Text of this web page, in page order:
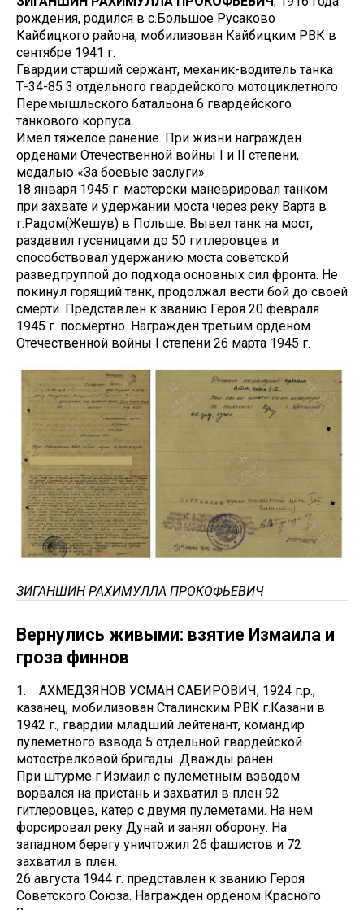
рождения, родился в с.Большое Русаково
Кайбицкого района, мобилизован Кайбицким РВК в
сентябре 1941 г.
Гвардии старший сержант, механик-водитель танка
Т-34-85 3 отдельного гвардейского мотоциклетного
Перемышльского батальона 6 гвардейского
танкового корпуса.
Имел тяжелое ранение. При жизни награжден
орденами Отечественной войны I и II степени,
медалью «За боевые заслуги».
18 января 1945 г. мастерски маневрировал танком
при захвате и удержании моста через реку Варта в
г.Радом(Жешув) в Польше. Вывел танк на мост,
раздавил гусеницами до 50 гитлеровцев и
способствовал удержанию моста советской
разведгруппой до подхода основных сил фронта. Не
покинул горящий танк, продолжал вести бой до своей
смерти. Представлен к званию Героя 20 февраля
1945 г. посмертно. Награжден третьим орденом
Отечественной войны I степени 26 марта 1945 г.
ЗИГАНШИН РАХИМУЛЛА ПРОКОФЬЕВИЧ
Вернулись живыми: взятие Измаила и
гроза финнов
1. АХМЕДЗЯНОВ УСМАН САБИРОВИЧ, 1924 г.р.,
казанец, мобилизован Сталинским РВК г.Казани в
1942 г., гвардии младший лейтенант, командир
пулеметного взвода 5 отдельной гвардейской
мотострелковой бригады. Дважды ранен.
При штурме г.Измаил с пулеметным взводом
ворвался на пристань и захватил в плен 92
гитлеровцев, катер с двумя пулеметами. На нем
форсировал реку Дунай и занял оборону. На
западном берегу уничтожил 26 фашистов и 72
захватил в плен.
26 августа 1944 г. представлен к званию Героя
Советского Союза. Награжден орденом Красного